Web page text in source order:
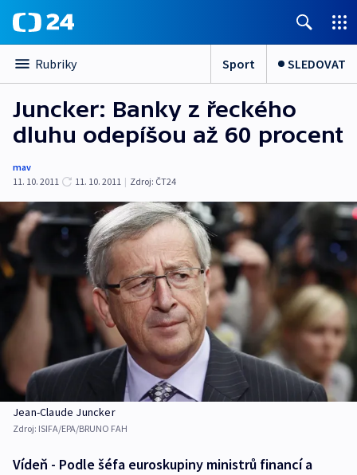
Rubriky Sport SLEDOVAT
Juncker: Banky z řeckého
dluhu odepíšou až 60 procent
mav
11. 10. 2011
11. 10. 2011 | Zdroj: ČT24
Jean-Claude Juncker
Zdroj: ISIFA/EPA/BRUNO FAH
Vídeň - Podle šéfa euroskupiny ministrů financí a